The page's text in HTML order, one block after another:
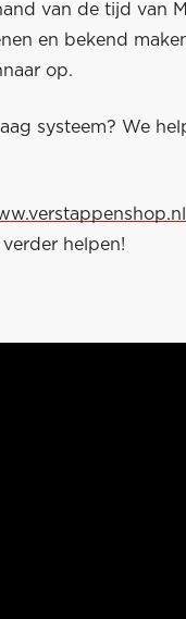
van de tijd van
en bekend
op.
systeem? We
helpen!